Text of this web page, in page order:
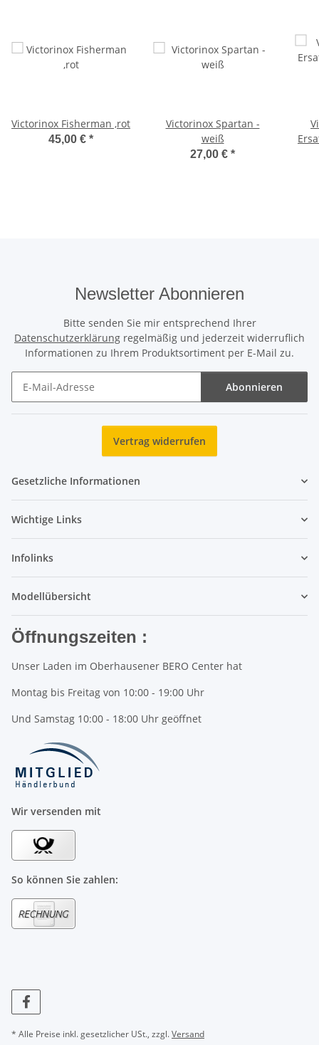
Victorinox Fisherman ,rot
45,00 € *
Victorinox Spartan -
weiß
27,00 € *
Newsletter Abonnieren
Bitte senden Sie mir entsprechend Ihrer
Datenschutzerklärung regelmäßig und jederzeit widerruflich
Informationen zu Ihrem Produktsortiment per E-Mail zu.
Abonnieren
Vertrag widerrufen
Gesetzliche Informationen
Wichtige Links
Infolinks
Modellübersicht
Öffnungszeiten :
Unser Laden im Oberhausener BERO Center hat
Montag bis Freitag von 10:00 - 19:00 Uhr
Und Samstag 10:00 - 18:00 Uhr geöffnet
Wir versenden mit
So können Sie zahlen:
* Alle Preise inkl. gesetzlicher USt., zzgl.Versand